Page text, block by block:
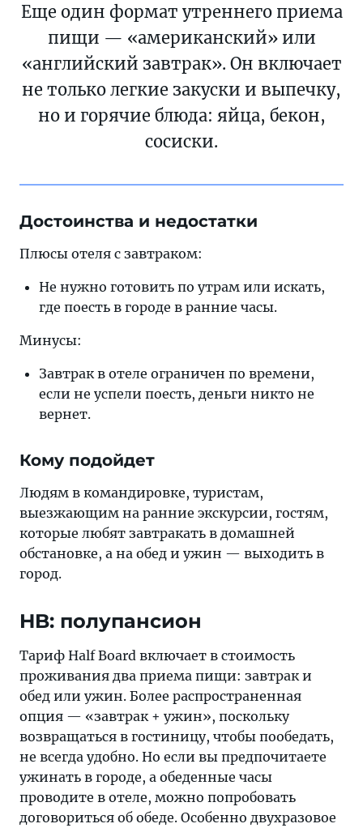
Еще один формат утреннего приема
пищи — «американский» или
«английский завтрак». Он включает
не только легкие закуски и выпечку,
но и горячие блюда: яйца, бекон,
сосиски.
Достоинства и недостатки
Плюсы отеля с завтраком:
Не нужно готовить по утрам или искать,
где поесть в городе в ранние часы.
Минусы:
Завтрак в отеле ограничен по времени,
если не успели поесть, деньги никто не
вернет.
Кому подойдет
Людям в командировке, туристам,
выезжающим на ранние экскурсии, гостям,
которые любят завтракать в домашней
обстановке, а на обед и ужин — выходить в
город.
HB: полупансион
Тариф Half Board включает в стоимость
проживания два приема пищи: завтрак и
обед или ужин. Более распространенная
опция — «завтрак + ужин», поскольку
возвращаться в гостиницу, чтобы пообедать,
не всегда удобно. Но если вы предпочитаете
ужинать в городе, а обеденные часы
проводите в отеле, можно попробовать
договориться об обеде. Особенно двухразовое